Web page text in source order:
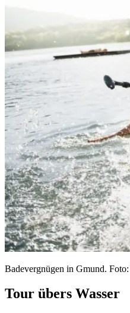
Badevergnügen in Gmund.
Tour übers Wasser